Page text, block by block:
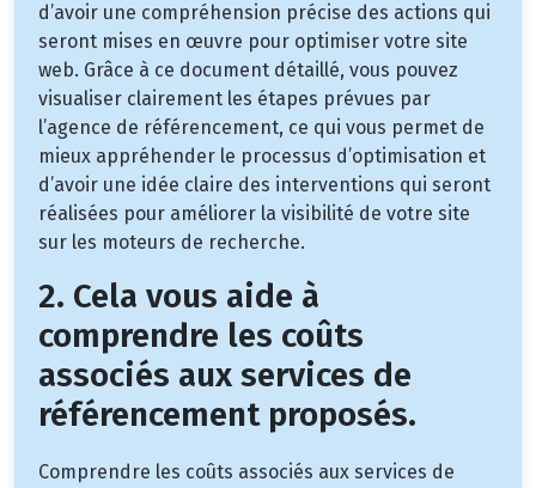
d’avoir une compréhension précise des actions qui
seront mises en œuvre pour optimiser votre site
web. Grâce à ce document détaillé, vous pouvez
visualiser clairement les étapes prévues par
l’agence de référencement, ce qui vous permet de
mieux appréhender le processus d’optimisation et
d’avoir une idée claire des interventions qui seront
réalisées pour améliorer la visibilité de votre site
sur les moteurs de recherche.
2. Cela vous aide à
comprendre les coûts
associés aux services de
référencement proposés.
Comprendre les coûts associés aux services de